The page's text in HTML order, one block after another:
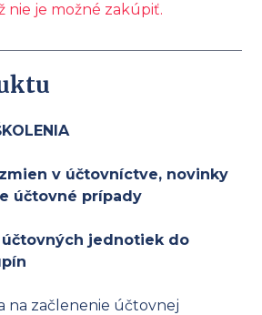
je možné zakúpiť.
v účtovníctve, novinky
účtovné prípady
jednotiek do
na začlenenie účtovnej